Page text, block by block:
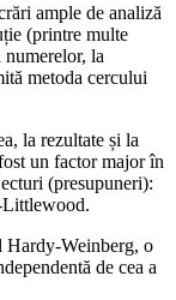
ample de analiză
(printre multe
la
metoda cercului
la rezultate și la
un factor major în
(presupuneri):
Littlewood.
Hardy-Weinberg, o
de cea a